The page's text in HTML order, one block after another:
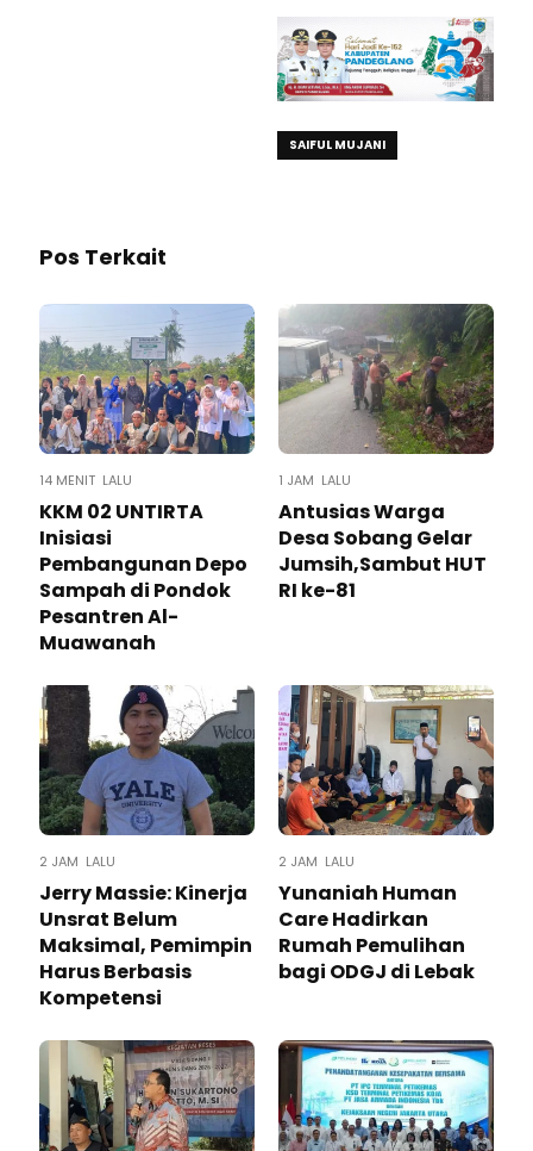
SAIFUL MUJANI
Pos Terkait
14 MENIT LALU
KKM 02 UNTIRTA
Inisiasi
Pembangunan Depo
Sampah di Pondok
Pesantren Al-
Muawanah
1 JAM LALU
Antusias Warga
Desa Sobang Gelar
Jumsih,Sambut HUT
RI ke-81
2 JAM LALU
Jerry Massie: Kinerja
Unsrat Belum
Maksimal, Pemimpin
Harus Berbasis
Kompetensi
2 JAM LALU
Yunaniah Human
Care Hadirkan
Rumah Pemulihan
bagi ODGJ di Lebak